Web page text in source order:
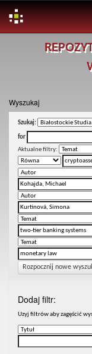
Wyszukaj
Szukaj:
for
Aktualne filtry:
Rozpocznij nowe
Dodaj filtr:
Uzyj filtrów aby zagęścić